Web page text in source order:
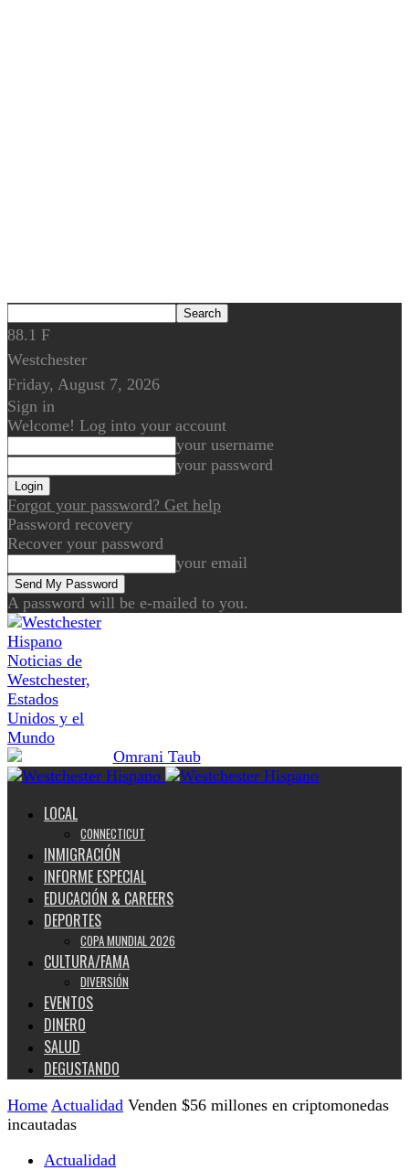
88.1 F
Westchester
Friday, August 7, 2026
Sign in
Welcome! Log into your account
your username
your password
Forgot your password? Get help
Password recovery
Recover your password
your email
A password will be e-mailed to you.
Noticias de
Westchester,
Estados
Unidos y el
Mundo
LOCAL
CONNECTICUT
INMIGRACIÓN
INFORME ESPECIAL
EDUCACIÓN & CAREERS
DEPORTES
COPA MUNDIAL 2026
CULTURA/FAMA
DIVERSIÓN
EVENTOS
DINERO
SALUD
DEGUSTANDO
Home Actualidad Venden $56 millones en criptomonedas
incautadas
Actualidad